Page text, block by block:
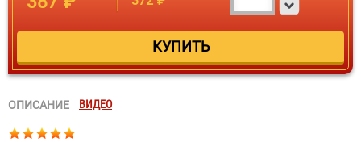
ОПИСАНИЕ ВИДЕО